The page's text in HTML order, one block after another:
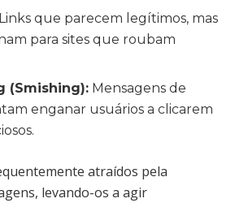
Links que parecem legítimos, mas
para sites que roubam
(Smishing): Mensagens de
enganar usuários a clicarem
atraídos pela
levando-os a agir